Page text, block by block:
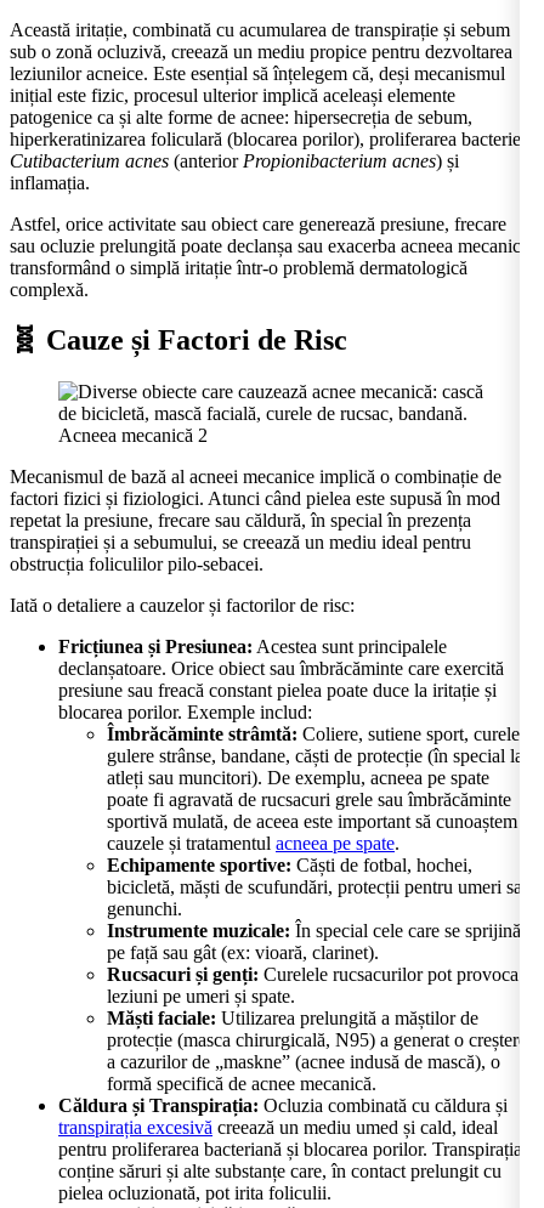
Această iritație, combinată cu acumularea de transpirație și sebum
sub o zonă ocluzivă, creează un mediu propice pentru dezvoltarea
leziunilor acneice. Este esențial să înțelegem că, deși mecanismul
inițial este fizic, procesul ulterior implică aceleași elemente
patogenice ca și alte forme de acnee: hipersecreția de sebum,
hiperkeratinizarea foliculară (blocarea porilor), proliferarea bacteriei
Cutibacterium acnes (anterior Propionibacterium acnes) și
inflamația.
Astfel, orice activitate sau obiect care generează presiune, frecare
sau ocluzie prelungită poate declanșa sau exacerba acneea mecanică,
transformând o simplă iritație într-o problemă dermatologică
complexă.
🧬 Cauze și Factori de Risc
Acneea mecanică 2
Mecanismul de bază al acneei mecanice implică o combinație de
factori fizici și fiziologici. Atunci când pielea este supusă în mod
repetat la presiune, frecare sau căldură, în special în prezența
transpirației și a sebumului, se creează un mediu ideal pentru
obstrucția foliculilor pilo-sebacei.
Iată o detaliere a cauzelor și factorilor de risc:
Fricțiunea și Presiunea: Acestea sunt principalele
declanșatoare. Orice obiect sau îmbrăcăminte care exercită
presiune sau freacă constant pielea poate duce la iritație și
blocarea porilor. Exemple includ:
Îmbrăcăminte strâmtă: Coliere, sutiene sport, curele,
gulere strânse, bandane, căști de protecție (în special la
atleți sau muncitori). De exemplu, acneea pe spate
poate fi agravată de rucsacuri grele sau îmbrăcăminte
sportivă mulată, de aceea este important să cunoaștem
cauzele și tratamentul acneea pe spate.
Echipamente sportive: Căști de fotbal, hochei,
bicicletă, măști de scufundări, protecții pentru umeri sau
genunchi.
Instrumente muzicale: În special cele care se sprijină
pe față sau gât (ex: vioară, clarinet).
Rucsacuri și genți: Curelele rucsacurilor pot provoca
leziuni pe umeri și spate.
Măști faciale: Utilizarea prelungită a măștilor de
protecție (masca chirurgicală, N95) a generat o creștere
a cazurilor de „maskne” (acnee indusă de mască), o
formă specifică de acnee mecanică.
Căldura și Transpirația: Ocluzia combinată cu căldura și
transpirația excesivă creează un mediu umed și cald, ideal
pentru proliferarea bacteriană și blocarea porilor. Transpirația
conține săruri și alte substanțe care, în contact prelungit cu
pielea ocluzionată, pot irita foliculii.